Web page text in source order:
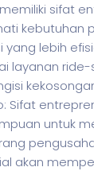
sifat
kebutuhan
yang lebih
layanan ride-
Sifat
untuk
akan